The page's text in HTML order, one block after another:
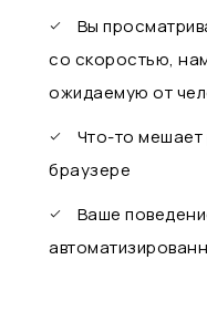
Вы
со скоростью,
ожидаемую от
Что-то
браузере
Ваше